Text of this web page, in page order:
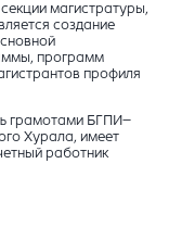
магистратуры,
создание
программ
профиля
грамотами БГПИ–
Хурала, имеет
работник